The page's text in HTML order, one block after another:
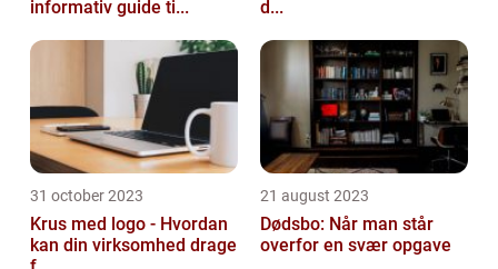
informativ guide ti...
d...
31 october 2023
Krus med logo - Hvordan
kan din virksomhed drage
21 august 2023
Dødsbo: Når man står
overfor en svær opgave